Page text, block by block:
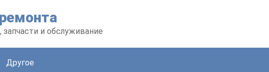
и обслуживание
Другое